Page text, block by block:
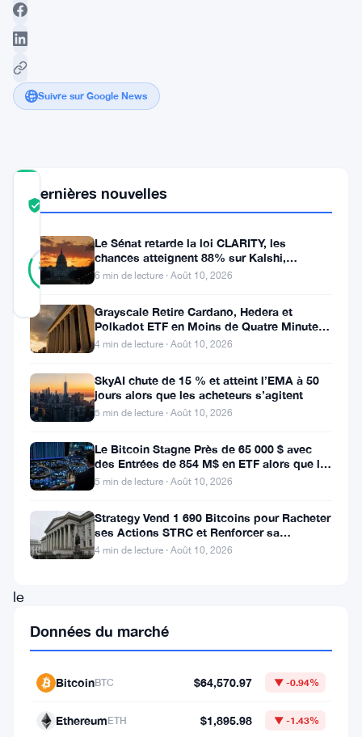
Suivre sur Google News
COMMUNITY
82
RÉEL
Vérifié
45
votes
Les
données
récentes
mettent
lumière
changement
dramatique
le
des
fonds
négociés
Dernières nouvelles
Le Sénat retarde la loi CLARITY, les
chances atteignent 88% sur Kalshi,
Coinbase s’indigne
6 min de lecture · Août 10, 2026
Grayscale Retire Cardano, Hedera et
Polkadot ETF en Moins de Quatre Minutes
à la SEC
4 min de lecture · Août 10, 2026
SkyAI chute de 15 % et atteint l’EMA à 50
jours alors que les acheteurs s’agitent
5 min de lecture · Août 10, 2026
Le Bitcoin Stagne Près de 65 000 $ avec
des Entrées de 854 M$ en ETF alors que le
CPI Approche
5 min de lecture · Août 10, 2026
Strategy Vend 1 690 Bitcoins pour Racheter
ses Actions STRC et Renforcer sa
Trésorerie
4 min de lecture · Août 10, 2026
Données du marché
BitcoinBTC $64,570.97 ▼ -0.94%
EthereumETH $1,895.98 ▼ -1.43%